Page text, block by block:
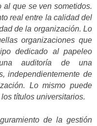
al que se ven sometidos.
real entre la calidad del
de la organización. Lo
organizaciones que
dedicado al papeleo
auditoría de una
independientemente de
Lo mismo puede
títulos universitarios.
de la gestión